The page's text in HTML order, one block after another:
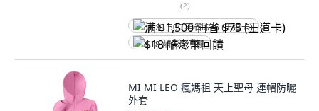
(2)
满 $1,500 再省 $75 (王道卡)
$18 酷澎幣回饋
MI MI LEO 瘋媽祖 天上聖母 連帽防曬
外套